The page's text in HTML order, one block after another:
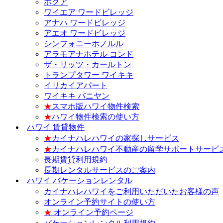
ホクア
ワイエア ワードビレッジ
アナハ ワードビレッジ
アエオ ワードビレッジ
シンフォニーホノルル
アラモアナホテル コンド
ザ・リッツ・カールトン
トランプタワー ワイキキ
イリカイアパート
ワイキキ バニヤン
★スマホ版ハワイ物件検索
★ハワイ物件検索の使い方
ハワイ 賃貸物件
★カイナハレハワイの家探しサービス
★カイナハレハワイ不動産の留学サポートサービ
長期賃貸利用規約
長期レンタルサービスのご案内
ハワイ バケーションレンタル
カイナハレハワイをご利用いただいたお客様の声
オンライン予約サイトの使い方
★ オンライン予約ページ